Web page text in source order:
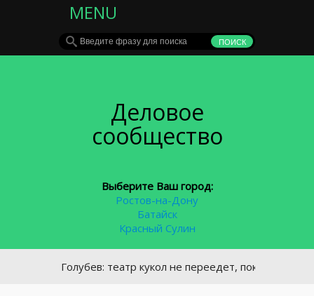
MENU
Деловое
сообщество
Выберите Ваш город:
Ростов-на-Дону
Батайск
Красный Сулин
Голубев: театр кукол не переедет, пока ему не